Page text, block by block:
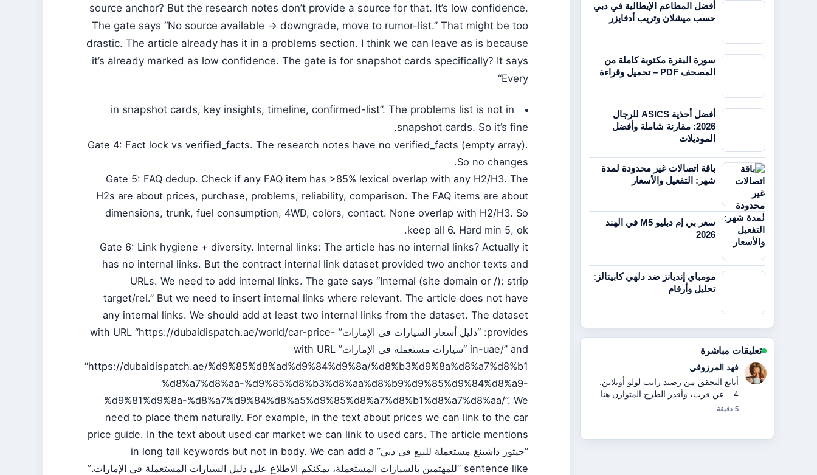
source anchor? But the research notes don’t provide a source for that. It’s low confidence.
The gate says “No source available → downgrade, move to rumor-list.” That might be too
drastic. The article already has it in a problems section. I think we can leave as is because
it’s already marked as low confidence. The gate is for snapshot cards specifically? It says
“Every
in snapshot cards, key insights, timeline, confirmed-list”. The problems list is not in
snapshot cards. So it’s fine.
Gate 4: Fact lock vs verified_facts. The research notes have no verified_facts (empty array).
So no changes.
Gate 5: FAQ dedup. Check if any FAQ item has >85% lexical overlap with any H2/H3. The
H2s are about prices, purchase, problems, reliability, comparison. The FAQ items are about
dimensions, trunk, fuel consumption, 4WD, colors, contact. None overlap with H2/H3. So
keep all 6. Hard min 5, ok.
Gate 6: Link hygiene + diversity. Internal links: The article has no internal links? Actually it
has no internal links. But the contract internal link dataset provided two anchor texts and
URLs. We need to add internal links. The gate says “Internal (site domain or /): strip
target/rel.” But we need to insert internal links where relevant. The article does not have
any internal links. We should add at least two internal links from the dataset. The dataset
provides: “دليل أسعار السيارات في الإمارات” with URL “https://dubaidispatch.ae/world/car-price-
in-uae/” and “سيارات مستعملة في الإمارات” with URL
“https://dubaidispatch.ae/%d9%85%d8%ad%d9%84%d9%8a/%d8%b3%d9%8a%d8%a7%d8%b1
%d8%a7%d8%aa-%d9%85%d8%b3%d8%aa%d8%b9%d9%85%d9%84%d8%a9-
%d9%81%d9%8a-%d8%a7%d9%84%d8%a5%d9%85%d8%a7%d8%b1%d8%a7%d8%aa/”. We
need to place them naturally. For example, in the text about prices we can link to the car
price guide. In the text about used car market we can link to used cars. The article mentions
“جيتور داشينغ مستعملة للبيع في دبي” in long tail keywords but not in body. We can add a
sentence like “للمهتمين بالسيارات المستعملة، يمكنكم الاطلاع على دليل السيارات المستعملة في الإمارات.”
أفضل المطاعم الإيطالية في دبي
حسب ميشلان وتريب أدفايزر
سورة البقرة مكتوبة كاملة من
المصحف PDF – تحميل وقراءة
أفضل أحذية ASICS للرجال
2026: مقارنة شاملة وأفضل
الموديلات
باقة اتصالات غير محدودة لمدة
شهر: التفعيل والأسعار
سعر بي إم دبليو M5 في الهند
2026
مومباي إنديانز ضد دلهي كابيتالز:
تحليل وأرقام
تعليقات مباشرة
فهد المرزوقي
أتابع التحقق من رصيد راتب لولو أونلاين:
4... عن قرب، وأقدر الطرح المتوازن هنا.
5 دقيقة